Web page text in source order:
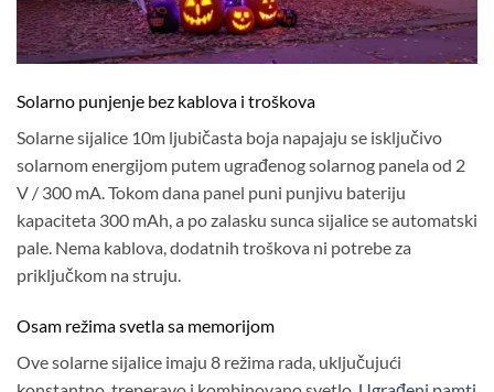
Solarno punjenje bez kablova i troškova
Solarne sijalice 10m ljubičasta boja napajaju se isključivo
solarnom energijom putem ugrađenog solarnog panela od 2
V / 300 mA. Tokom dana panel puni punjivu bateriju
kapaciteta 300 mAh, a po zalasku sunca sijalice se automatski
pale. Nema kablova, dodatnih troškova ni potrebe za
priključkom na struju.
Osam režima svetla sa memorijom
Ove solarne sijalice imaju 8 režima rada, uključujući